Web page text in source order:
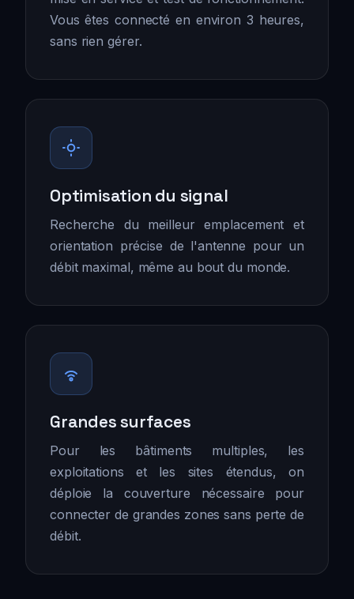
Vous êtes connecté en environ 3 heures,
sans rien gérer.
Optimisation du signal
Recherche du meilleur emplacement et
orientation précise de l'antenne pour un
débit maximal, même au bout du monde.
Grandes surfaces
Pour les bâtiments multiples, les
exploitations et les sites étendus, on
déploie la couverture nécessaire pour
connecter de grandes zones sans perte de
débit.